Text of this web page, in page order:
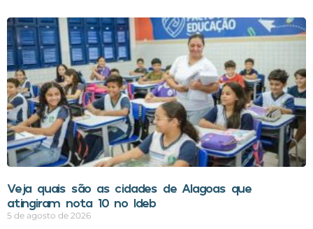
Veja quais são as cidades de Alagoas que
atingiram nota 10 no Ideb
5 de agosto de 2026